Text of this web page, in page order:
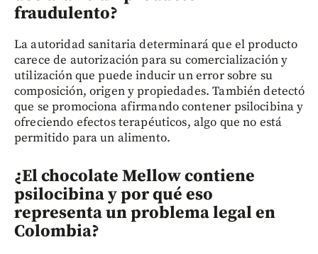
fraudulento?
La autoridad sanitaria determinará que el producto
carece de autorización para su comercialización y
utilización que puede inducir un error sobre su
composición, origen y propiedades. También detectó
que se promociona afirmando contener psilocibina y
ofreciendo efectos terapéuticos, algo que no está
permitido para un alimento.
¿El chocolate Mellow contiene
psilocibina y por qué eso
representa un problema legal en
Colombia?